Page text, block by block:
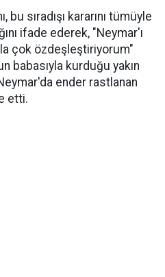
sıradışı kararını tümüyle
ifade ederek, "Neymar'ı
çok özdeşleştiriyorum"
babasıyla kurduğu yakın
ender rastlanan
etti.